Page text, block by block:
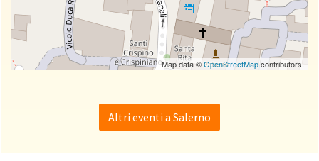
Map data ©OpenStreetMapcontributors.
Altri eventi a Salerno